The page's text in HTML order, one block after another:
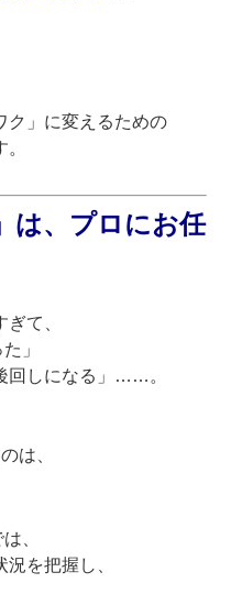
ク」に変えるための
は、プロにお任
て、
」
回しになる」……。
は、
、
を把握し、